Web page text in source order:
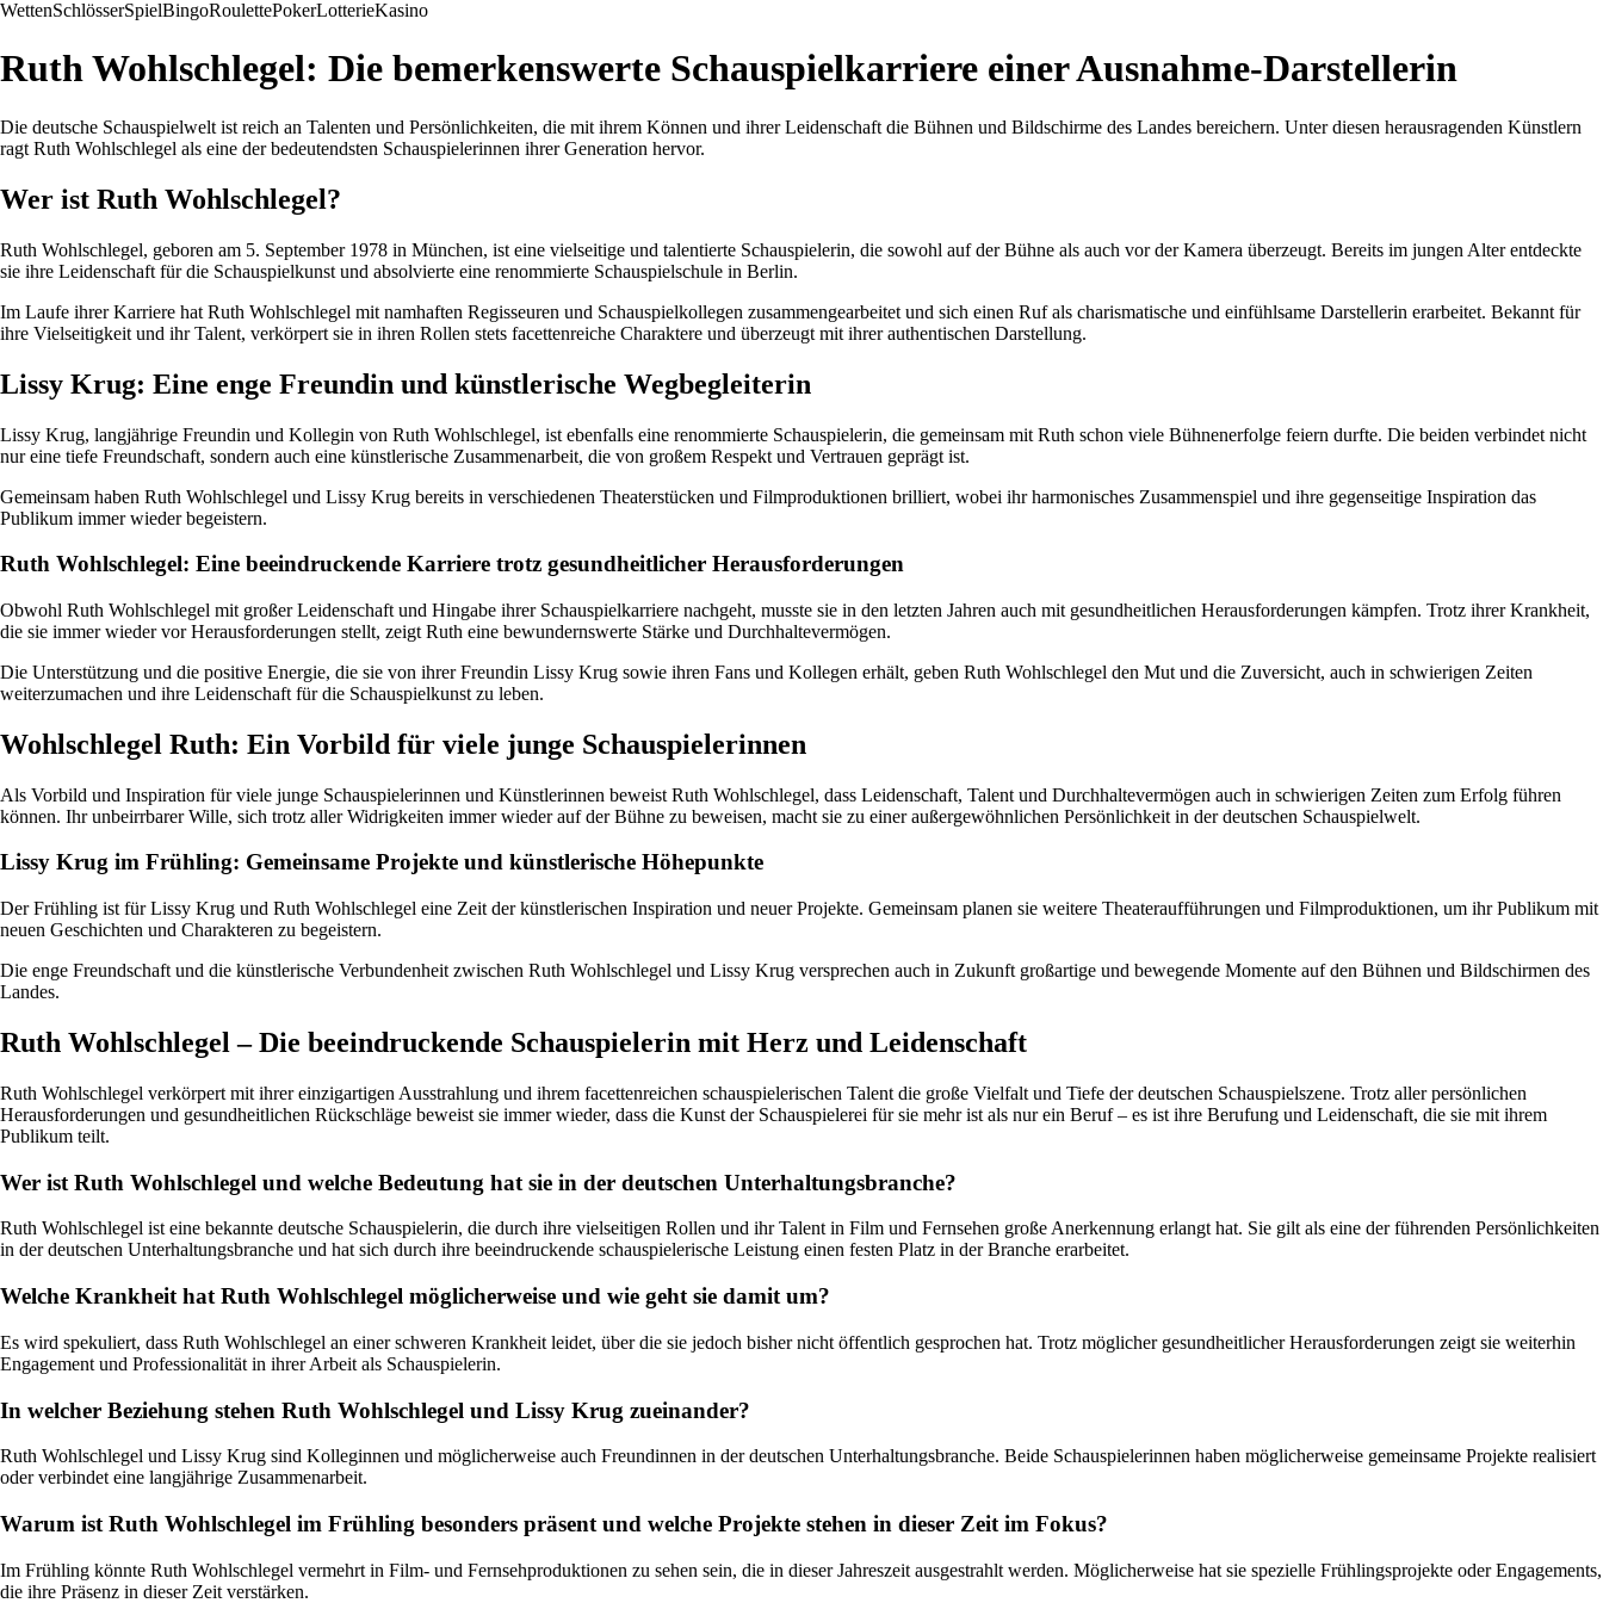
WettenSchlösserSpielBingoRoulettePokerLotterieKasino
Ruth Wohlschlegel: Die bemerkenswerte Schauspielkarriere einer Ausnahme-Darstellerin
Die deutsche Schauspielwelt ist reich an Talenten und Persönlichkeiten, die mit ihrem Können und ihrer Leidenschaft die Bühnen und Bildschirme des Landes bereichern. Unter diesen herausragenden Künstlern
ragt Ruth Wohlschlegel als eine der bedeutendsten Schauspielerinnen ihrer Generation hervor.
Wer ist Ruth Wohlschlegel?
Ruth Wohlschlegel, geboren am 5. September 1978 in München, ist eine vielseitige und talentierte Schauspielerin, die sowohl auf der Bühne als auch vor der Kamera überzeugt. Bereits im jungen Alter entdeckte
sie ihre Leidenschaft für die Schauspielkunst und absolvierte eine renommierte Schauspielschule in Berlin.
Im Laufe ihrer Karriere hat Ruth Wohlschlegel mit namhaften Regisseuren und Schauspielkollegen zusammengearbeitet und sich einen Ruf als charismatische und einfühlsame Darstellerin erarbeitet. Bekannt für
ihre Vielseitigkeit und ihr Talent, verkörpert sie in ihren Rollen stets facettenreiche Charaktere und überzeugt mit ihrer authentischen Darstellung.
Lissy Krug: Eine enge Freundin und künstlerische Wegbegleiterin
Lissy Krug, langjährige Freundin und Kollegin von Ruth Wohlschlegel, ist ebenfalls eine renommierte Schauspielerin, die gemeinsam mit Ruth schon viele Bühnenerfolge feiern durfte. Die beiden verbindet nicht
nur eine tiefe Freundschaft, sondern auch eine künstlerische Zusammenarbeit, die von großem Respekt und Vertrauen geprägt ist.
Gemeinsam haben Ruth Wohlschlegel und Lissy Krug bereits in verschiedenen Theaterstücken und Filmproduktionen brilliert, wobei ihr harmonisches Zusammenspiel und ihre gegenseitige Inspiration das
Publikum immer wieder begeistern.
Ruth Wohlschlegel: Eine beeindruckende Karriere trotz gesundheitlicher Herausforderungen
Obwohl Ruth Wohlschlegel mit großer Leidenschaft und Hingabe ihrer Schauspielkarriere nachgeht, musste sie in den letzten Jahren auch mit gesundheitlichen Herausforderungen kämpfen. Trotz ihrer Krankheit,
die sie immer wieder vor Herausforderungen stellt, zeigt Ruth eine bewundernswerte Stärke und Durchhaltevermögen.
Die Unterstützung und die positive Energie, die sie von ihrer Freundin Lissy Krug sowie ihren Fans und Kollegen erhält, geben Ruth Wohlschlegel den Mut und die Zuversicht, auch in schwierigen Zeiten
weiterzumachen und ihre Leidenschaft für die Schauspielkunst zu leben.
Wohlschlegel Ruth: Ein Vorbild für viele junge Schauspielerinnen
Als Vorbild und Inspiration für viele junge Schauspielerinnen und Künstlerinnen beweist Ruth Wohlschlegel, dass Leidenschaft, Talent und Durchhaltevermögen auch in schwierigen Zeiten zum Erfolg führen
können. Ihr unbeirrbarer Wille, sich trotz aller Widrigkeiten immer wieder auf der Bühne zu beweisen, macht sie zu einer außergewöhnlichen Persönlichkeit in der deutschen Schauspielwelt.
Lissy Krug im Frühling: Gemeinsame Projekte und künstlerische Höhepunkte
Der Frühling ist für Lissy Krug und Ruth Wohlschlegel eine Zeit der künstlerischen Inspiration und neuer Projekte. Gemeinsam planen sie weitere Theateraufführungen und Filmproduktionen, um ihr Publikum mit
neuen Geschichten und Charakteren zu begeistern.
Die enge Freundschaft und die künstlerische Verbundenheit zwischen Ruth Wohlschlegel und Lissy Krug versprechen auch in Zukunft großartige und bewegende Momente auf den Bühnen und Bildschirmen des
Landes.
Ruth Wohlschlegel – Die beeindruckende Schauspielerin mit Herz und Leidenschaft
Ruth Wohlschlegel verkörpert mit ihrer einzigartigen Ausstrahlung und ihrem facettenreichen schauspielerischen Talent die große Vielfalt und Tiefe der deutschen Schauspielszene. Trotz aller persönlichen
Herausforderungen und gesundheitlichen Rückschläge beweist sie immer wieder, dass die Kunst der Schauspielerei für sie mehr ist als nur ein Beruf – es ist ihre Berufung und Leidenschaft, die sie mit ihrem
Publikum teilt.
Wer ist Ruth Wohlschlegel und welche Bedeutung hat sie in der deutschen Unterhaltungsbranche?
Ruth Wohlschlegel ist eine bekannte deutsche Schauspielerin, die durch ihre vielseitigen Rollen und ihr Talent in Film und Fernsehen große Anerkennung erlangt hat. Sie gilt als eine der führenden Persönlichkeiten
in der deutschen Unterhaltungsbranche und hat sich durch ihre beeindruckende schauspielerische Leistung einen festen Platz in der Branche erarbeitet.
Welche Krankheit hat Ruth Wohlschlegel möglicherweise und wie geht sie damit um?
Es wird spekuliert, dass Ruth Wohlschlegel an einer schweren Krankheit leidet, über die sie jedoch bisher nicht öffentlich gesprochen hat. Trotz möglicher gesundheitlicher Herausforderungen zeigt sie weiterhin
Engagement und Professionalität in ihrer Arbeit als Schauspielerin.
In welcher Beziehung stehen Ruth Wohlschlegel und Lissy Krug zueinander?
Ruth Wohlschlegel und Lissy Krug sind Kolleginnen und möglicherweise auch Freundinnen in der deutschen Unterhaltungsbranche. Beide Schauspielerinnen haben möglicherweise gemeinsame Projekte realisiert
oder verbindet eine langjährige Zusammenarbeit.
Warum ist Ruth Wohlschlegel im Frühling besonders präsent und welche Projekte stehen in dieser Zeit im Fokus?
Im Frühling könnte Ruth Wohlschlegel vermehrt in Film- und Fernsehproduktionen zu sehen sein, die in dieser Jahreszeit ausgestrahlt werden. Möglicherweise hat sie spezielle Frühlingsprojekte oder Engagements,
die ihre Präsenz in dieser Zeit verstärken.